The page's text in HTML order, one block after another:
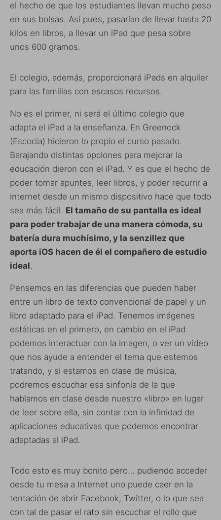
el hecho de que los estudiantes llevan mucho peso
en sus bolsas. Así pues, pasarían de llevar hasta 20
kilos en libros, a llevar un iPad que pesa sobre
unos 600 gramos.
El colegio, además, proporcionará iPads en alquiler
para las familias con escasos recursos.
No es el primer, ni será el último colegio que
adapta el iPad a la enseñanza. En Greenock
(Escocia) hicieron lo propio el curso pasado.
Barajando distintas opciones para mejorar la
educación dieron con el iPad. Y es que el hecho de
poder tomar apuntes, leer libros, y poder recurrir a
internet desde un mismo dispositivo hace que todo
sea más fácil. El tamaño de su pantalla es ideal
para poder trabajar de una manera cómoda, su
batería dura muchísimo, y la senzillez que
aporta iOS hacen de él el compañero de estudio
ideal.
Pensemos en las diferencias que pueden haber
entre un libro de texto convencional de papel y un
libro adaptado para el iPad. Tenemos imágenes
estáticas en el primero, en cambio en el iPad
podemos interactuar con la imagen, o ver un video
que nos ayude a entender el tema que estemos
tratando, y si estamos en clase de música,
podremos escuchar esa sinfonía de la que
hablamos en clase desde nuestro «libro» en lugar
de leer sobre ella, sin contar con la infinidad de
aplicaciones educativas que podemos encontrar
adaptadas al iPad.
Todo esto es muy bonito pero… pudiendo acceder
desde tu mesa a Internet uno puede caer en la
tentación de abrir Facebook, Twitter, o lo que sea
con tal de pasar el rato sin escuchar el rollo que